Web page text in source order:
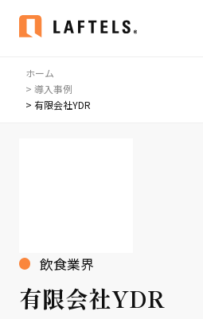
Home
サービス紹介
サービス紹介
ホーム
> 導入事例
> 有限会社YDR
飲食業界
有限会社YDR